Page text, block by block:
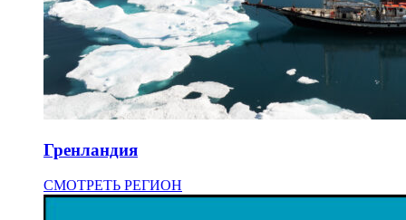
Гренландия
СМОТРЕТЬ РЕГИОН